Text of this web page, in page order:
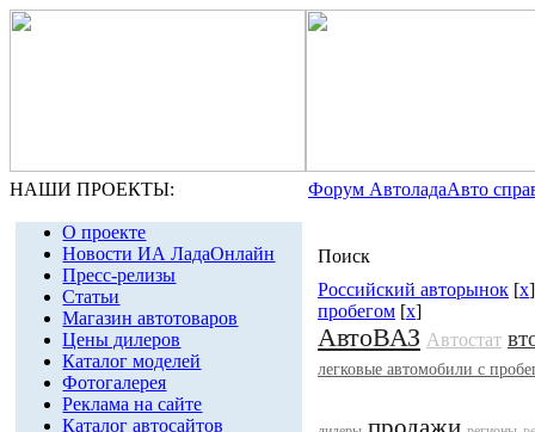
НАШИ ПРОЕКТЫ: Форум АвтоладаАвто
О проекте
Новости ИА ЛадаОнлайн
Пресс-релизы
Статьи
Магазин автотоваров
Цены дилеров
Каталог моделей
Фотогалерея
Реклама на сайте
Каталог автосайтов
Поиск
Российский авторынок [x
пробегом [x]
АвтоВАЗ Автостат
легковые автомобили с